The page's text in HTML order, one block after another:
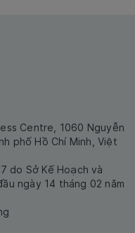
Centre, 1060 Nguyễn
phố Hồ Chí Minh, Việt
do Sở Kế Hoạch và
ngày 14 tháng 02 năm